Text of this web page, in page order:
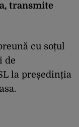
transmite
cu soțul
de
la președinția